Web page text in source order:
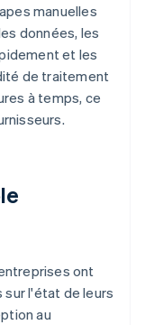
manuelles
données, les
et les
de traitement
à temps, ce
ont
l'état de leurs
au